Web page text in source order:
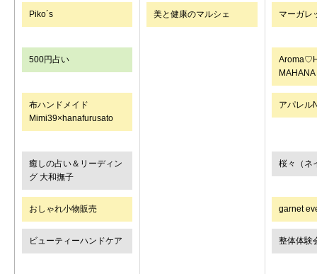
Piko´s 美と健康のマルシェ マーガレ
500円占い
MAHANA
布ハンドメイド
Mimi39×hanafurusato
アパレル
癒しの占い＆リーディン
グ 大和撫子
桜々（ネ
おしゃれ小物販売 garnet
ビューティーハンドケア 整体体験